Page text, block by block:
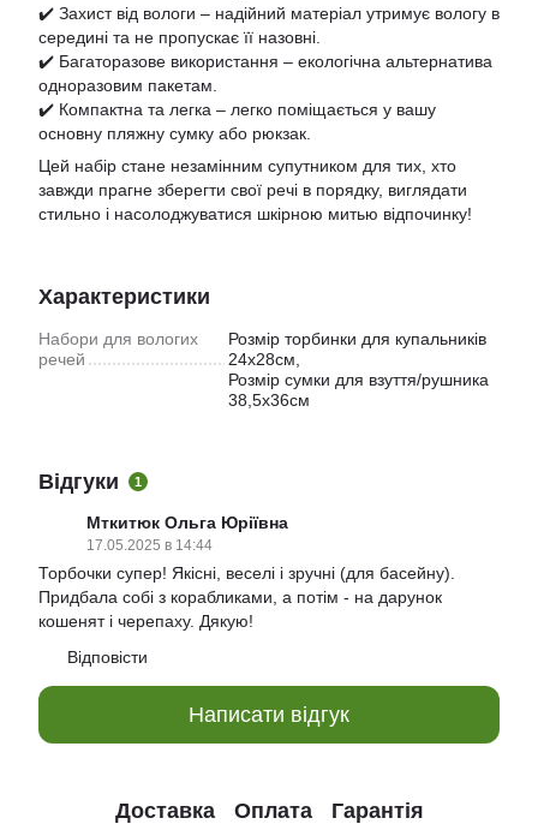
✔️ Захист від вологи – надійний матеріал утримує вологу в
середині та не пропускає її назовні.
✔️ Багаторазове використання – екологічна альтернатива
одноразовим пакетам.
✔️ Компактна та легка – легко поміщається у вашу
основну пляжну сумку або рюкзак.
Цей набір стане незамінним супутником для тих, хто
завжди прагне зберегти свої речі в порядку, виглядати
стильно і насолоджуватися шкірною митью відпочинку!
Характеристики
Набори для вологих
речей
Розмір торбинки для купальників
24х28см,
Розмір сумки для взуття/рушника
38,5х36см
Відгуки 1
Мткитюк Ольга Юріївна
17.05.2025 в 14:44
Торбочки супер! Якісні, веселі і зручні (для басейну).
Придбала собі з корабликами, а потім - на дарунок
кошенят і черепаху. Дякую!
Відповісти
Написати відгук
Доставка Оплата Гарантія